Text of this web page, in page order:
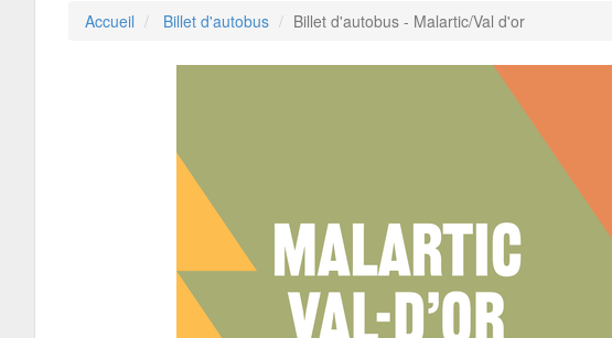
Accueil Billet d'autobus Billet d'autobus - Malartic/Val d'or